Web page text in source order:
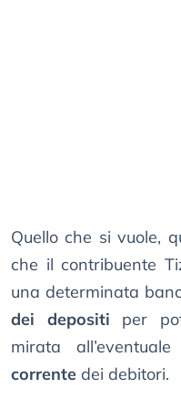
Quello che si vuole,
che il contribuente
una determinata
dei depositi per
mirata all’eventuale
corrente dei debitori.